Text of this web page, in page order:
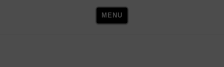
MENU